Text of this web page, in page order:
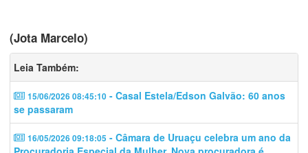
(Jota Marcelo)
Leia Também:
15/06/2026 08:45:10 - Casal Estela/Edson Galvão: 60 anos
se passaram
16/05/2026 09:18:05 - Câmara de Uruaçu celebra um ano da